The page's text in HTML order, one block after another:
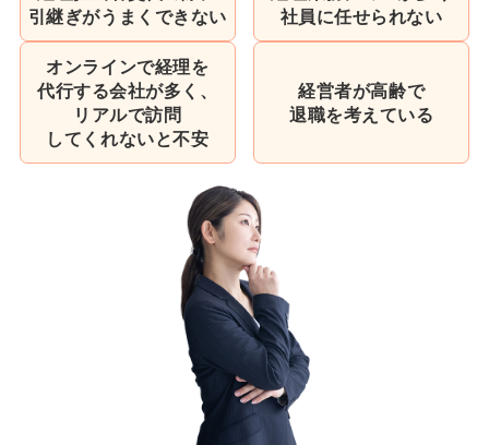
引継ぎがうまくできない
社員に任せられない
オンラインで経理を
代行する会社が多く、
リアルで訪問
してくれないと不安
経営者が高齢で
退職を考えている